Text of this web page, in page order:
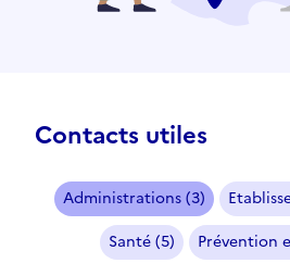
Contacts utiles
Administrations (3)
Santé (5)
Prévention